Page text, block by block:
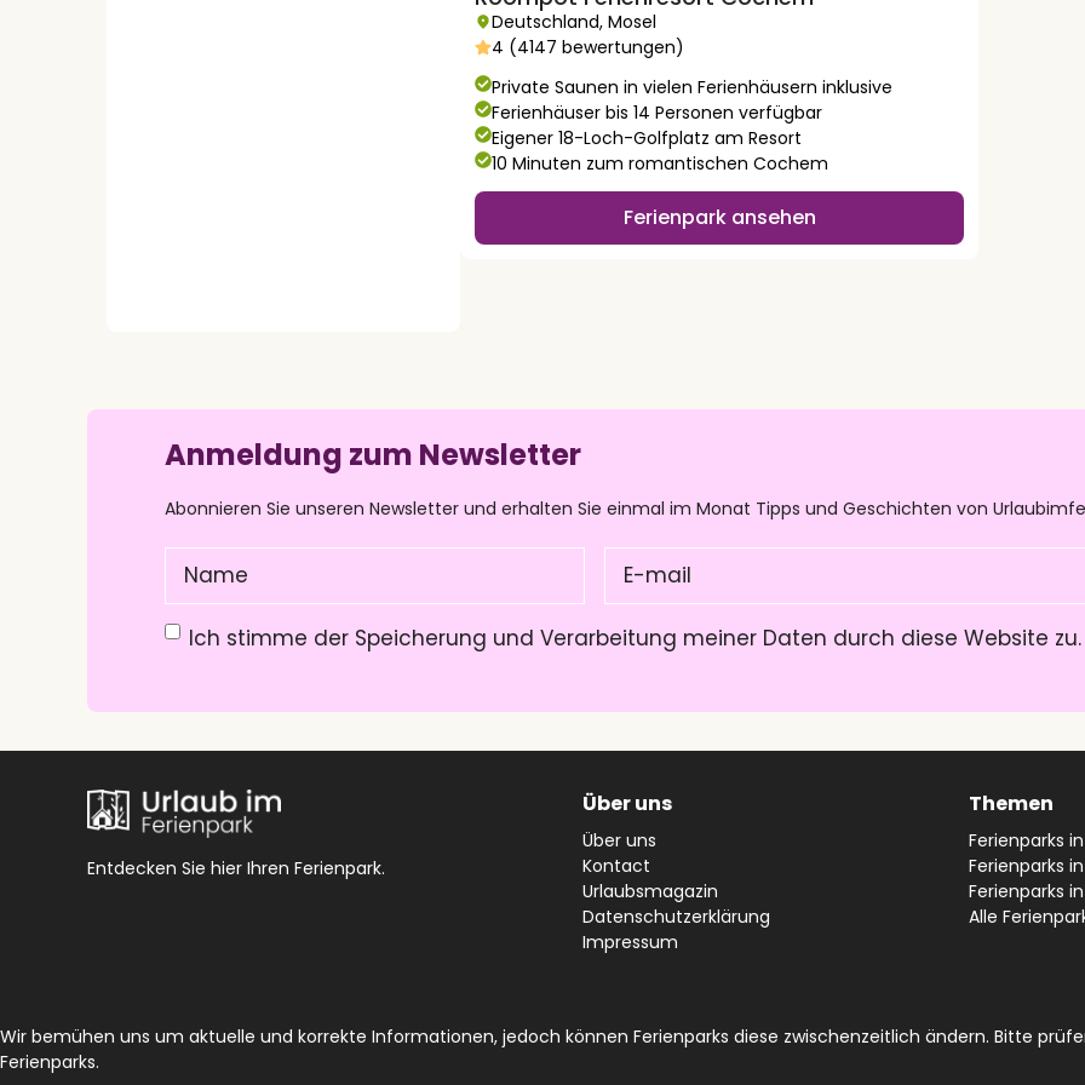
Deutschland, Mosel
4 (4147 bewertungen)
Private Saunen in vielen Ferienhäusern inklusive
Ferienhäuser bis 14 Personen verfügbar
Eigener 18-Loch-Golfplatz am Resort
10 Minuten zum romantischen Cochem
Ferienpark ansehen
Anmeldung zum Newsletter
Abonnieren Sie unseren Newsletter und erhalten Sie einmal im Monat Tipps und Geschichten von
Datenschutzerklärung(Pflichtfeld)
Ich stimme der Speicherung und Verarbeitung meiner Daten durch diese Website zu.
Name
mail(Pflichtfeld)
Entdecken Sie hier Ihren Ferienpark.
Über uns
Über uns
Kontact
Urlaubsmagazin
Datenschutzerklärung
Impressum
Themen
Ferienparks
Ferienparks
Ferienparks
Alle
Wir bemühen uns um aktuelle und korrekte Informationen, jedoch können Ferienparks diese zwischenzeitlich ändern. Bitte
Ferienparks.